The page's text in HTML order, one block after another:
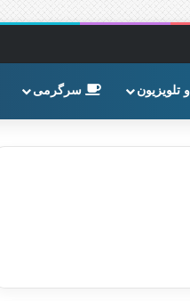
تلویزیون سرگرمی